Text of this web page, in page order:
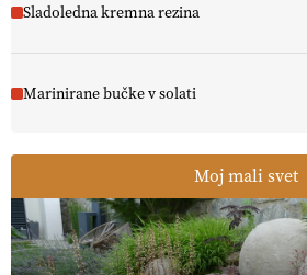
Sladoledna kremna rezina
Marinirane bučke v solati
Moj mali svet